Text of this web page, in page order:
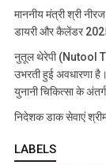
माननीय मंत्री श्री
डायरी और कैलेंडर
नुतूल थेरेपी (Nutool
उभरती हुई अवधारणा
युनानी चिकित्सा के
निदेशक डाक सेवाएं
LABELS